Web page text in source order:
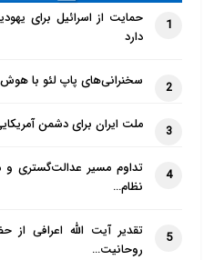
1
حمایت از اسرائیل برای
دارد
2 سخنرانی‌های پاپ لئو با
3 ملت ایران برای دشمن
4
تداوم مسیر عدالت‌گستری و
نظام…
5
تقدیر آیت الله اعرافی از
روحانیت…